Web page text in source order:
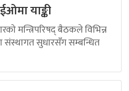
याङ्की
मन्त्रिपरिषद् बैठकले विभिन्न
संस्थागत सुधारसँग सम्बन्धित